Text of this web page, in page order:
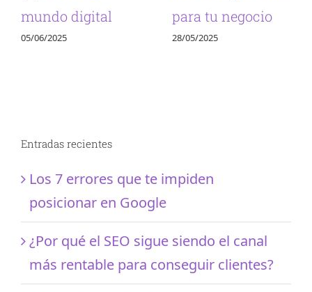
mundo digital
05/06/2025
para tu negocio
28/05/2025
Entradas recientes
Los 7 errores que te impiden
posicionar en Google
¿Por qué el SEO sigue siendo el canal
más rentable para conseguir clientes?